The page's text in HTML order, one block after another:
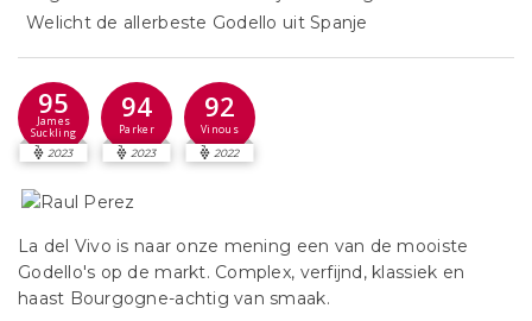
Welicht de allerbeste Godello uit Spanje
95
James
Suckling
2023
94
Parker
2023
92
Vinous
2022
La del Vivo is naar onze mening een van de mooiste
Godello's op de markt. Complex, verfijnd, klassiek en
haast Bourgogne-achtig van smaak.